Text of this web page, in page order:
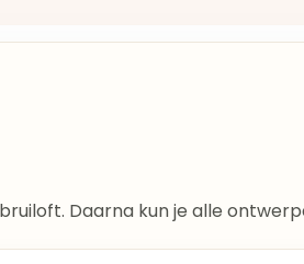
Daarna kun je alle